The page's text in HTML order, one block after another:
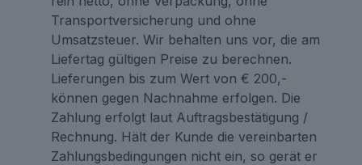
Transportversicherung und ohne
Umsatzsteuer. Wir behalten uns vor, die am
Liefertag gültigen Preise zu berechnen.
Lieferungen bis zum Wert von € 200,-
können gegen Nachnahme erfolgen. Die
Zahlung erfolgt laut Auftragsbestätigung /
Rechnung. Hält der Kunde die vereinbarten
Zahlungsbedingungen nicht ein, so gerät er